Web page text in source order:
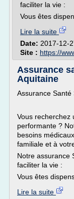
faciliter la vie :
Vous êtes
Lire la suite
Date: 2017-12-
Site : https://
Assurance
Aquitaine
Assurance Santé
Vous recherchez
performante ?
besoins
familiale et à
Notre assurance
faciliter la vie :
Vous êtes
Lire la suite